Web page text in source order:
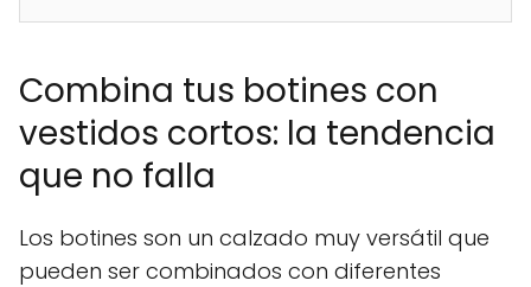
Combina tus botines con
vestidos cortos: la tendencia
que no falla
Los botines son un calzado muy versátil que
pueden ser combinados con diferentes